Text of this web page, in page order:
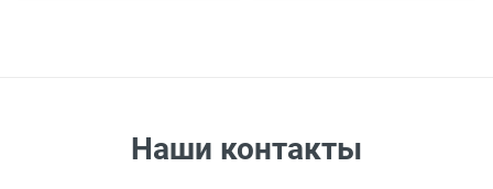
Наши контакты